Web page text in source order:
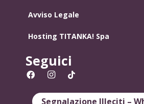
Avviso Legale
Hosting TITANKA! Spa
Seguici
Segnalazione Illeciti –